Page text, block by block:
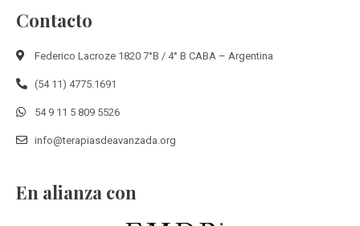
Contacto
Federico Lacroze 1820 7°B / 4° B CABA – Argentina
(54 11) 4775.1691
54 9 11 5 809 5526
info@terapiasdeavanzada.org
En alianza con